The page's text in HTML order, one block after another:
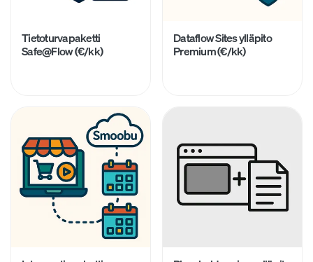
Tietoturvapaketti
Safe@Flow (€/kk)
Dataflow Sites ylläpito
Premium (€/kk)